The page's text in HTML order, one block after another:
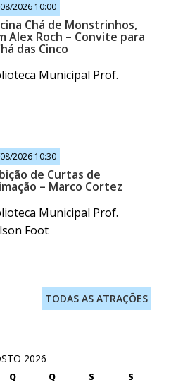
2026 10:00
Chá de Monstrinhos,
Alex Roch – Convite para
das Cinco
Municipal Prof.
2026 10:30
de Curtas de
– Marco Cortez
Municipal Prof.
Foot
TODAS AS ATRAÇÕES
2026
Q Q S
S